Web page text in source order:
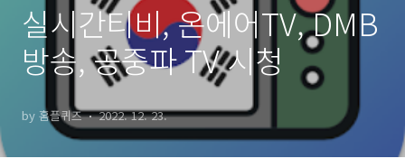
실시간티비, 온에어TV, DMB
방송, 공중파 TV 시청
by 홈플퀴즈 2022. 12. 23.